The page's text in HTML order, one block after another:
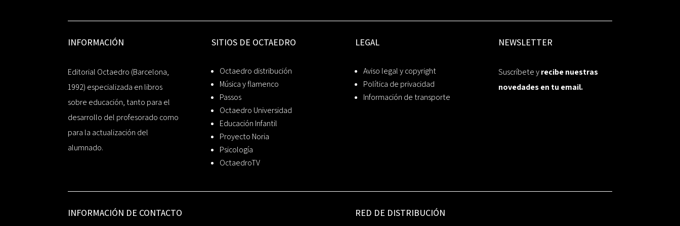
INFORMACIÓN
Editorial Octaedro (Barcelona,
1992) especializada en libros
sobre educación, tanto para el
desarrollo del profesorado como
para la actualización del
alumnado.
SITIOS DE OCTAEDRO
Octaedro distribución
Música y flamenco
Passos
Octaedro Universidad
Educación Infantil
Proyecto Noria
Psicología
OctaedroTV
LEGAL
Aviso legal y copyright
Política de privacidad
Información de transporte
NEWSLETTER
Suscríbete yrecibe nuestras
novedades en tu email.
INFORMACIÓN DE CONTACTO RED DE DISTRIBUCIÓN